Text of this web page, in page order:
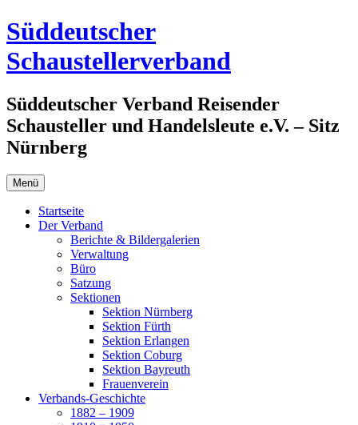
Zum
Inhalt
springen
Süddeutscher
Schaustellerverband
Süddeutscher Verband Reisender
Schausteller und Handelsleute e.V. – Sitz
Nürnberg
Menü
Startseite
Der Verband
Berichte & Bildergalerien
Verwaltung
Büro
Satzung
Sektionen
Sektion Nürnberg
Sektion Fürth
Sektion Erlangen
Sektion Coburg
Sektion Bayreuth
Frauenverein
Verbands-Geschichte
1882 – 1909